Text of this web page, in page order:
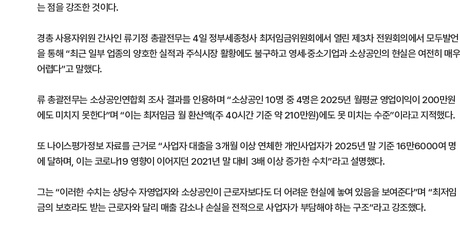
는 점을 강조한 것이다.
경총 사용자위원 간사인 류기정 총괄전무는 4일 정부세종청사 최저임금위원회에서 열린 제3차 전원회의에서 모두발언
을 통해 “최근 일부 업종의 양호한 실적과 주식시장 활황에도 불구하고 영세·중소기업과 소상공인의 현실은 여전히 매우
어렵다”고 말했다.
류 총괄전무는 소상공인연합회 조사 결과를 인용하며 “소상공인 10명 중 4명은 2025년 월평균 영업이익이 200만원
에도 미치지 못한다”며 “이는 최저임금 월 환산액(주 40시간 기준 약 210만원)에도 못 미치는 수준”이라고 지적했다.
또 나이스평가정보 자료를 근거로 “사업자 대출을 3개월 이상 연체한 개인사업자가 2025년 말 기준 16만6000여 명
에 달하며, 이는 코로나19 영향이 이어지던 2021년 말 대비 3배 이상 증가한 수치”라고 설명했다.
그는 “이러한 수치는 상당수 자영업자와 소상공인이 근로자보다도 더 어려운 현실에 놓여 있음을 보여준다”며 “최저임
금의 보호라도 받는 근로자와 달리 매출 감소나 손실을 전적으로 사업자가 부담해야 하는 구조”라고 강조했다.